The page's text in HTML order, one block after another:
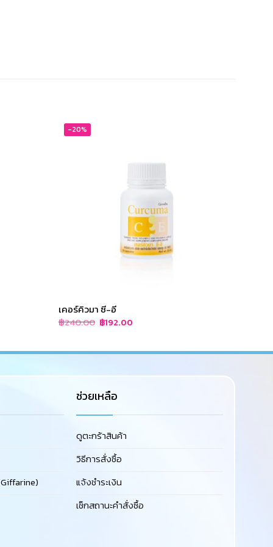
-20%
เคอร์คิวมา ซี-อี
฿240.00 Original
price
฿192.00
ช่วยเหลือ
ดูตะกร้าสินค้า
วิธีการสั่งซื้อ
แจ้งชำระเงิน
เช็กสถานะคำสั่งซื้อ